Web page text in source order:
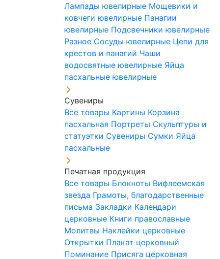
Лампады ювелирные Мощевики и
ковчеги ювелирные Панагии
ювелирные Подсвечники ювелирные
Разное Сосуды ювелирные Цепи для
крестов и панагий Чаши
водосвятные ювелирные Яйца
пасхальные ювелирные
Сувениры
Все товары Картины Корзина
пасхальная Портреты Скульптуры и
статуэтки Сувениры Сумки Яйца
пасхальные
Печатная продукция
Все товары Блокноты Вифлеемская
звезда Грамоты, благодарственные
письма Закладки Календари
церковные Книги православные
Молитвы Наклейки церковные
Открытки Плакат церковный
Поминание Присяга церковная